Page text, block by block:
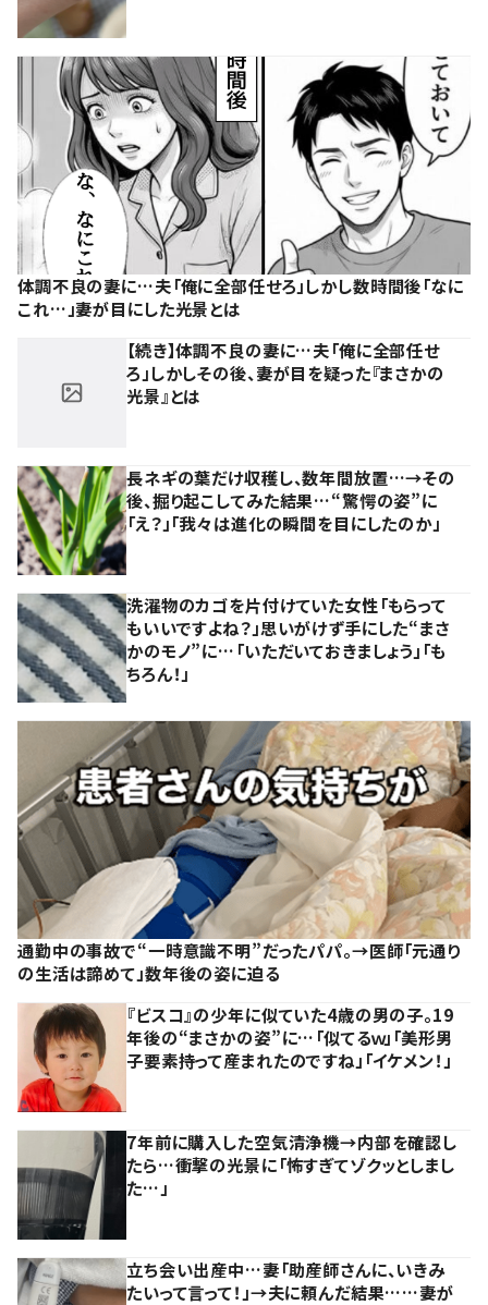
体調不良の妻に…夫「俺に全部任せろ」しかし数時間後「なに
これ…」妻が目にした光景とは
【続き】体調不良の妻に…夫「俺に全部任せ
ろ」しかしその後、妻が目を疑った『まさかの
光景』とは
長ネギの葉だけ収穫し、数年間放置…→その
後、掘り起こしてみた結果…“驚愕の姿”に
「え？」「我々は進化の瞬間を目にしたのか」
洗濯物のカゴを片付けていた女性「もらって
もいいですよね？」思いがけず手にした“まさ
かのモノ”に…「いただいておきましょう」「も
ちろん！」
通勤中の事故で“一時意識不明”だったパパ。→医師「元通り
の生活は諦めて」数年後の姿に迫る
『ビスコ』の少年に似ていた4歳の男の子。19
年後の“まさかの姿”に…「似てるｗ」「美形男
子要素持って産まれたのですね」「イケメン！」
7年前に購入した空気清浄機→内部を確認し
たら…衝撃の光景に「怖すぎてゾクッとしまし
た…」
立ち会い出産中…妻「助産師さんに、いきみ
たいって言って！」→夫に頼んだ結果……妻が